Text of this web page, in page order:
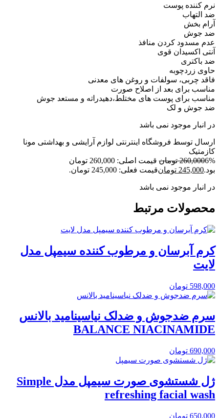
نرم کننده پوست
ضد التهاب
آرام بخش
ضد جوش
عدم مسدود کردن منافذ
آنتی اکسیدان قوی
ضد باکتری
حاوی زردچوبه
فاقد چربی، سولفات و روغن های معدنی
مناسب برای بعد از اصلاح صورت
مناسب برای پوست های مختلط،دهیدراته و مستعد جوش
ضد جوش و لک
در انبار موجود نمی باشد
ارسال توسط فروشگاه اینترنتی لوازم آرایشی و بهداشتی مونا
کازمتیک
6%
260,000 تومان
قیمت اصلی: 260,000 تومان
بود.245,000 تومانقیمت فعلی: 245,000 تومان.
در انبار موجود نمی باشد
محصولات مرتبط
کرم آبرسان و مرطوب کننده سیمپل مدل
لایت
598,000 تومان
سرم ضدجوش و ضدلک نیاسینامید بالانس
BALANCE NIACINAMIDE
690,000 تومان
ژل شستشوی صورت سیمپل مدل Simple
refreshing facial wash
650,000 تومان